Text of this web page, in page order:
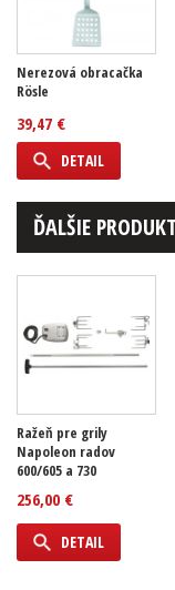
Nerezová obracačka
Rösle
39,47 €
DETAIL
ĎALŠIE
Ražeň pre grily
Napoleon radov
600/605 a 730
256,00 €
DETAIL